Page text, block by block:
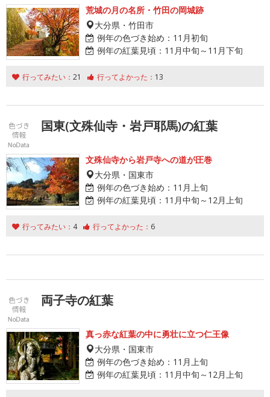
荒城の月の名所・竹田の岡城跡
大分県・竹田市
例年の色づき始め： 11月初旬
例年の紅葉見頃： 11月中旬～11月下旬
行ってみたい： 21 行ってよかった： 13
国東(文殊仙寺・岩戸耶馬)の紅葉
文殊仙寺から岩戸寺への道が圧巻
大分県・国東市
例年の色づき始め： 11月上旬
例年の紅葉見頃： 11月中旬～12月上旬
行ってみたい： 4 行ってよかった： 6
両子寺の紅葉
真っ赤な紅葉の中に勇壮に立つ仁王像
大分県・国東市
例年の色づき始め： 11月上旬
例年の紅葉見頃： 11月中旬～12月上旬